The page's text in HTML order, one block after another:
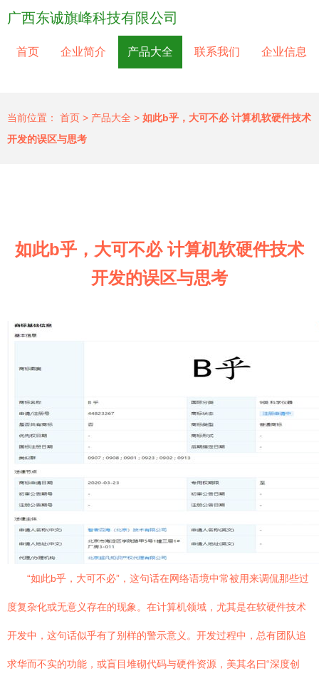
广西东诚旗峰科技有限公司
首页 企业简介 产品大全 联系我们 企业信息
当前位置： 首页 > 产品大全 > 如此b乎，大可不必 计算机软硬件技术
开发的误区与思考
如此b乎，大可不必 计算机软硬件技术
开发的误区与思考
“如此b乎，大可不必”，这句话在网络语境中常被用来调侃那些过
度复杂化或无意义存在的现象。在计算机领域，尤其是在软硬件技术
开发中，这句话似乎有了别样的警示意义。开发过程中，总有团队追
求华而不实的功能，或盲目堆砌代码与硬件资源，美其名曰“深度创